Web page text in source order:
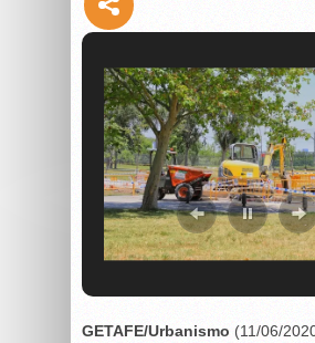
GETAFE/Urbanismo (11/06/